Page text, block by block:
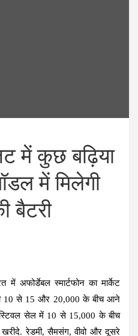
में कुछ बढ़िया
में मिलेगी
बैटरी
में अफोर्डेबल स्मार्टफोन का मार्केट
10 से 15 और 20,000 के बीच आने
सेल में 10 से 15,000 के बीच
रेडमी, सैमसंग, वीवो और दूसरे